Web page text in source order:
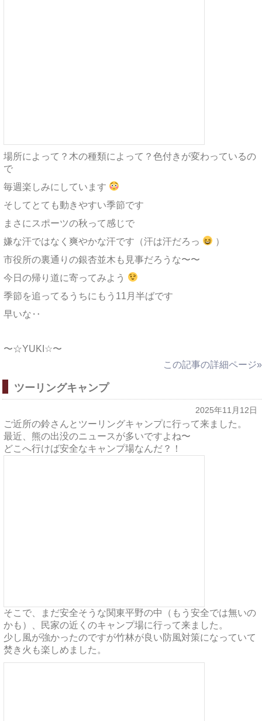
場所によって？木の種類によって？色付きが変わっているの
で
毎週楽しみにしています
そしてとても動きやすい季節です
まさにスポーツの秋って感じで
嫌な汗ではなく爽やかな汗です（汗は汗だろっ
）
市役所の裏通りの銀杏並木も見事だろうな〜〜
今日の帰り道に寄ってみよう
季節を追ってるうちにもう11月半ばです
早いな‥
〜☆YUKI☆〜
この記事の詳細ページ»
ツーリングキャンプ
2025年11月12日
ご近所の鈴さんとツーリングキャンプに行って来ました。
最近、熊の出没のニュースが多いですよね〜
どこへ行けば安全なキャンプ場なんだ？！
そこで、まだ安全そうな関東平野の中（もう安全では無いの
かも）、民家の近くのキャンプ場に行って来ました。
少し風が強かったのですが竹林が良い防風対策になっていて
焚き火も楽しめました。